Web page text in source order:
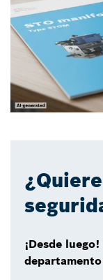
¡Desde